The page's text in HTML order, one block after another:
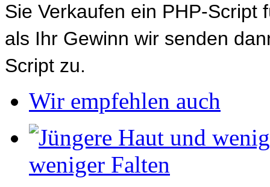
Sie Verkaufen ein PHP-Script
als Ihr Gewinn wir senden
Script zu.
Wir empfehlen auch
weniger Falten